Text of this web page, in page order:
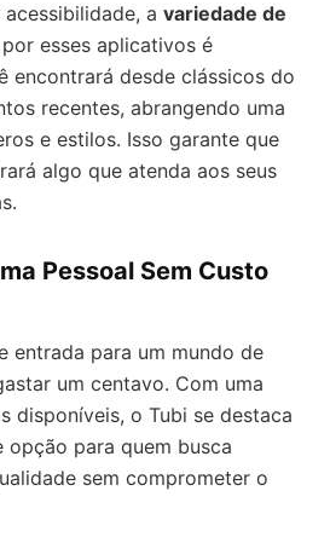
a variedade de
esses aplicativos é
encontrará desde clássicos do
recentes, abrangendo uma
e estilos. Isso garante que
algo que atenda aos seus
Pessoal Sem Custo
entrada para um mundo de
um centavo. Com uma
disponíveis, o Tubi se destaca
opção para quem busca
sem comprometer o